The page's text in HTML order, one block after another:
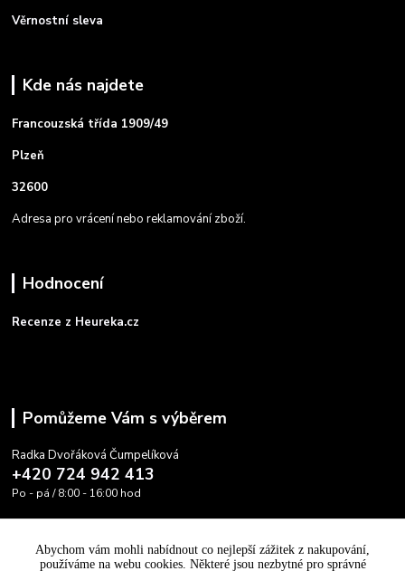
Věrnostní sleva
Kde nás najdete
Francouzská třída 1909/49
Plzeň
32600
Adresa pro vrácení nebo reklamování zboží.
Hodnocení
Recenze z Heureka.cz
Pomůžeme Vám s výběrem
Radka Dvořáková Čumpelíková
+420 724 942 413
Po - pá / 8:00 - 16:00 hod
Abychom vám mohli nabídnout co nejlepší zážitek z nakupování,
používáme na webu cookies. Některé jsou nezbytné pro správné